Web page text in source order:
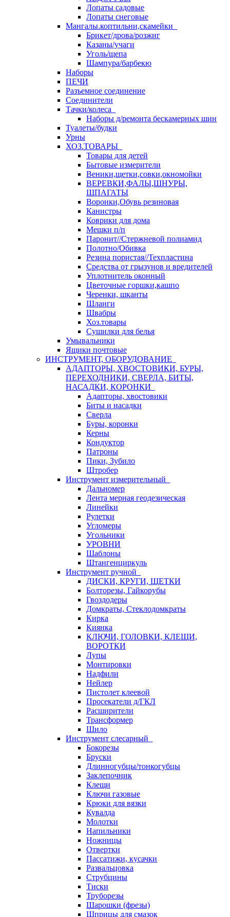
Лопаты садовые
Лопаты снеговые
Мангалы.коптильни,скамейки
Брикет/дрова/розжиг
Казаны/учаги
Уголь/щепа
Шампура/барбекю
Наборы
ПЕЧИ
Разъемное соединение
Соединители
Тачки/колеса
Наборы д/ремонта бескамерных шин
Туалеты/будки
Урны
ХОЗ.ТОВАРЫ
Товары для детей
Бытовые измерители
Веники,щетки,совки,окномойки
ВЕРЕВКИ,ФАЛЫ,ШНУРЫ,
ШПАГАТЫ
Воронки,Обувь резиновая
Канистры
Коврики для дома
Мешки п/п
Паронит//Стержневой полиамид
Полотно/Обивка
Резина пористая//Техпластина
Средства от грызунов и вредителей
Уплотнитель оконный
Цветочные горшки,кашпо
Черенки, шканты
Шланги
Швабры
Хоз.товары
Сушилки для белья
Умывальники
Ящики почтовые
ИНСТРУМЕНТ, ОБОРУДОВАНИЕ
АДАПТОРЫ, ХВОСТОВИКИ, БУРЫ,
ПЕРЕХОДНИКИ, СВЕРЛА, БИТЫ,
НАСАДКИ, КОРОНКИ
Адапторы, хвостовики
Биты и насадки
Сверла
Буры, коронки
Керны
Кондуктор
Патроны
Пики, Зубило
Штробер
Инструмент измерительный
Дальномер
Лента мерная геодезическая
Линейки
Рулетки
Угломеры
Угольники
УРОВНИ
Шаблоны
Штангенциркуль
Инструмент ручной
ДИСКИ, КРУГИ, ЩЕТКИ
Болторезы, Гайкорубы
Гвоздодеры
Домкраты, Стеклодомкраты
Кирка
Киянка
КЛЮЧИ, ГОЛОВКИ, КЛЕЩИ,
ВОРОТКИ
Лупы
Монтировки
Надфили
Нейлер
Пистолет клеевой
Просекатели д/ГКЛ
Расширители
Трансформер
Шило
Инструмент слесарный
Бокорезы
Бруски
Длинногубцы/тонкогубцы
Заклепочник
Клещи
Ключи газовые
Крюки для вязки
Кувалда
Молотки
Напильники
Ножницы
Отвертки
Пассатижи, кусачки
Развальцовка
Струбцины
Тиски
Труборезы
Шарошки (фрезы)
Шприцы для смазок